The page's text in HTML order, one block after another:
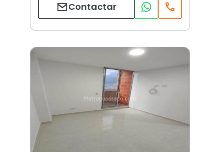
Contactar